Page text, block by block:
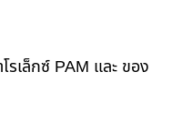
รเล็กซ์ PAM และ ของ